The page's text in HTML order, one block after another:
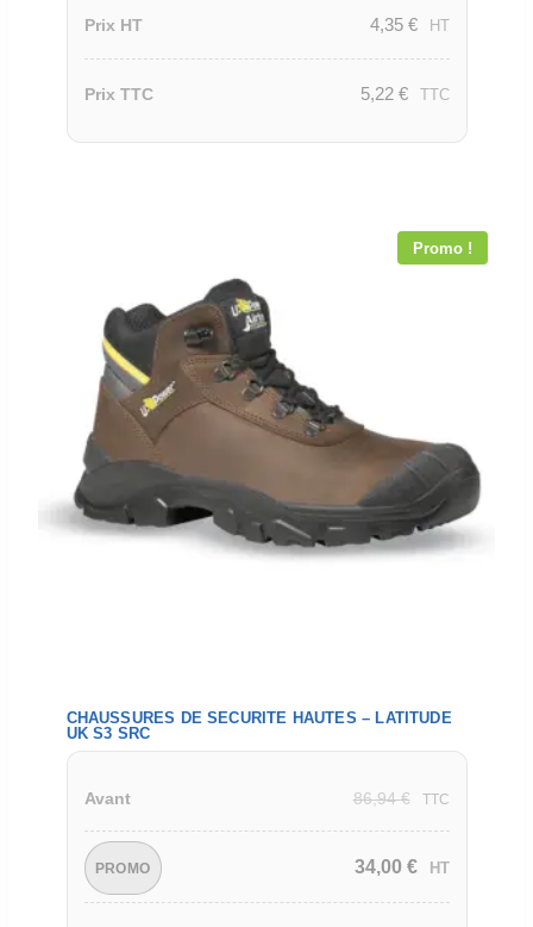
Prix HT 4,35 € HT
Prix TTC 5,22 € TTC
Promo !
CHAUSSURES DE SECURITE HAUTES – LATITUDE
UK S3 SRC
Avant 86,94€ TTC
PROMO 34,00 € HT